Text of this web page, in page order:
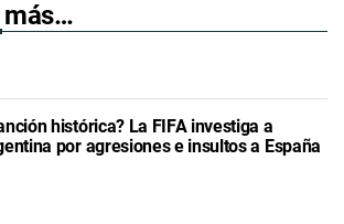
más…
histórica? La FIFA investiga a
por agresiones e insultos a España